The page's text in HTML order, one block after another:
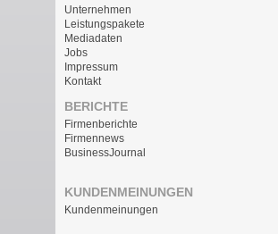
Unternehmen
Leistungspakete
Mediadaten
Jobs
Impressum
Kontakt
BERICHTE
Firmenberichte
Firmennews
BusinessJournal
KUNDENMEINUNGEN
Kundenmeinungen